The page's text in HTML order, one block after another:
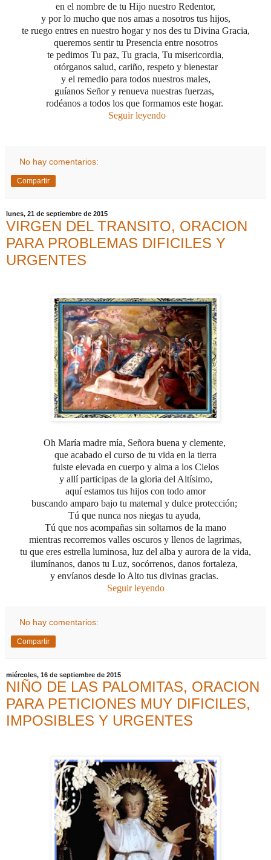
en el nombre de tu Hijo nuestro Redentor,
y por lo mucho que nos amas a nosotros tus hijos,
te ruego entres en nuestro hogar y nos des tu Divina Gracia,
queremos sentir tu Presencia entre nosotros
te pedimos Tu paz, Tu gracia, Tu misericordia,
otórganos salud, cariño, respeto y bienestar
y el remedio para todos nuestros males,
guíanos Señor y renueva nuestras fuerzas,
rodéanos a todos los que formamos este hogar.
Seguir leyendo
No hay comentarios:
Compartir
lunes, 21 de septiembre de 2015
VIRGEN DEL TRANSITO, ORACION
PARA PROBLEMAS DIFICILES Y
URGENTES
Oh María madre mía, Señora buena y clemente,
que acabado el curso de tu vida en la tierra
fuiste elevada en cuerpo y alma a los Cielos
y allí participas de la gloria del Altísimo,
aquí estamos tus hijos con todo amor
buscando amparo bajo tu maternal y dulce protección;
Tú que nunca nos niegas tu ayuda,
Tú que nos acompañas sin soltarnos de la mano
mientras recorremos valles oscuros y llenos de lagrimas,
tu que eres estrella luminosa, luz del alba y aurora de la vida,
ilumínanos, danos tu Luz, socórrenos, danos fortaleza,
y envíanos desde lo Alto tus divinas gracias.
Seguir leyendo
No hay comentarios:
Compartir
miércoles, 16 de septiembre de 2015
NIÑO DE LAS PALOMITAS, ORACION
PARA PETICIONES MUY DIFICILES,
IMPOSIBLES Y URGENTES